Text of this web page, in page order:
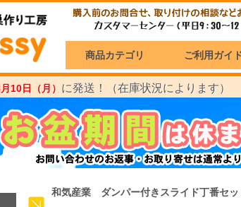
商品カテゴリ ご利用ガイ
10日（月） に発送！（在庫状況によります）
和気産業 ダンパー付きスライド丁番セッ